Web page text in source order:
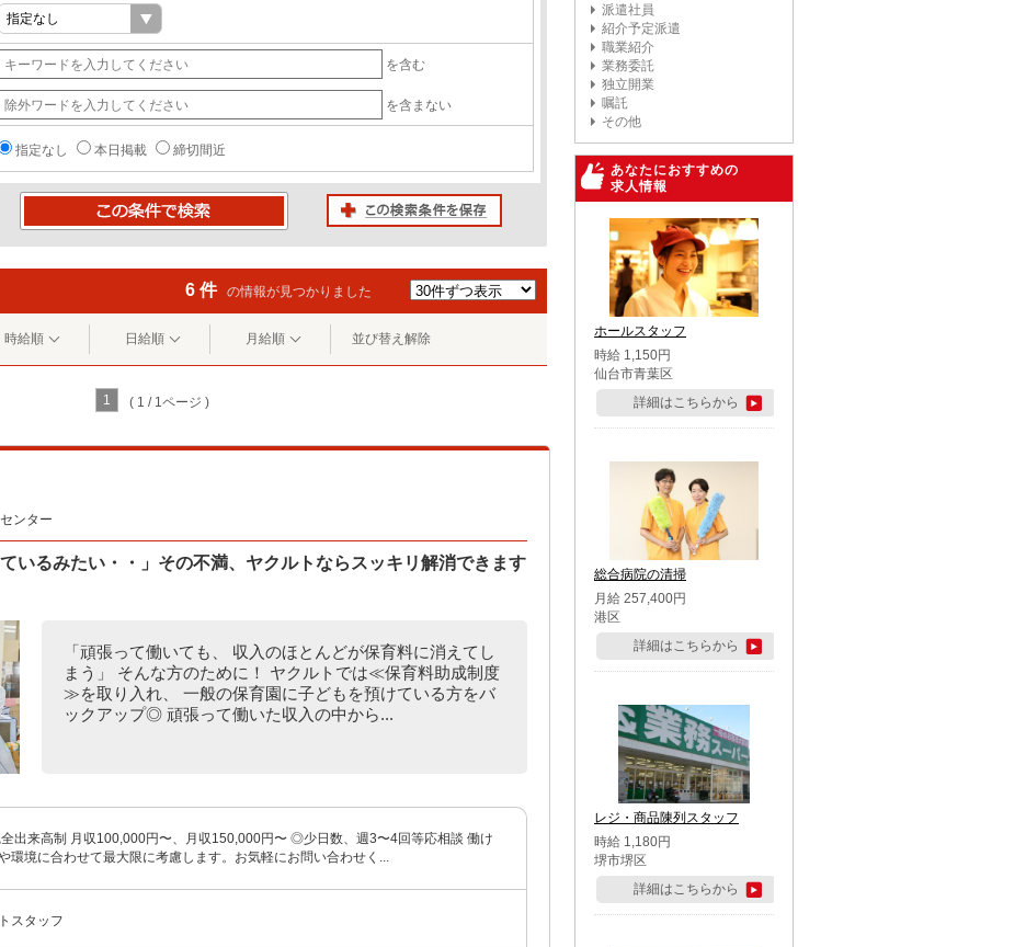
を含む
を含まない
指定なし 本日掲載 締切間近
6 件 の情報が見つかりました
時給順 日給順 月給順 並び替え解除
1 ( 1 / 1ページ )
ンター
いるみたい・・」その不満、ヤクルトならスッキリ解消できます
「頑張って働いても、 収入のほとんどが保育料に消えてし
まう」 そんな方のために！ ヤクルトでは≪保育料助成制度
≫を取り入れ、 一般の保育園に子どもを預けている方をバ
ックアップ◎ 頑張って働いた収入の中から...
出来高制 月収100,000円〜、月収150,000円〜 ◎少日数、週3〜4回等応相談 働け
環境に合わせて最大限に考慮します。お気軽にお問い合わせく...
スタッフ
派遣社員
紹介予定派遣
職業紹介
業務委託
独立開業
嘱託
その他
あなたにおすすめの
求人情報
ホールスタッフ
時給 1,150円
仙台市青葉区
詳細はこちらから
総合病院の清掃
月給 257,400円
港区
詳細はこちらから
レジ・商品陳列スタッフ
時給 1,180円
堺市堺区
詳細はこちらから